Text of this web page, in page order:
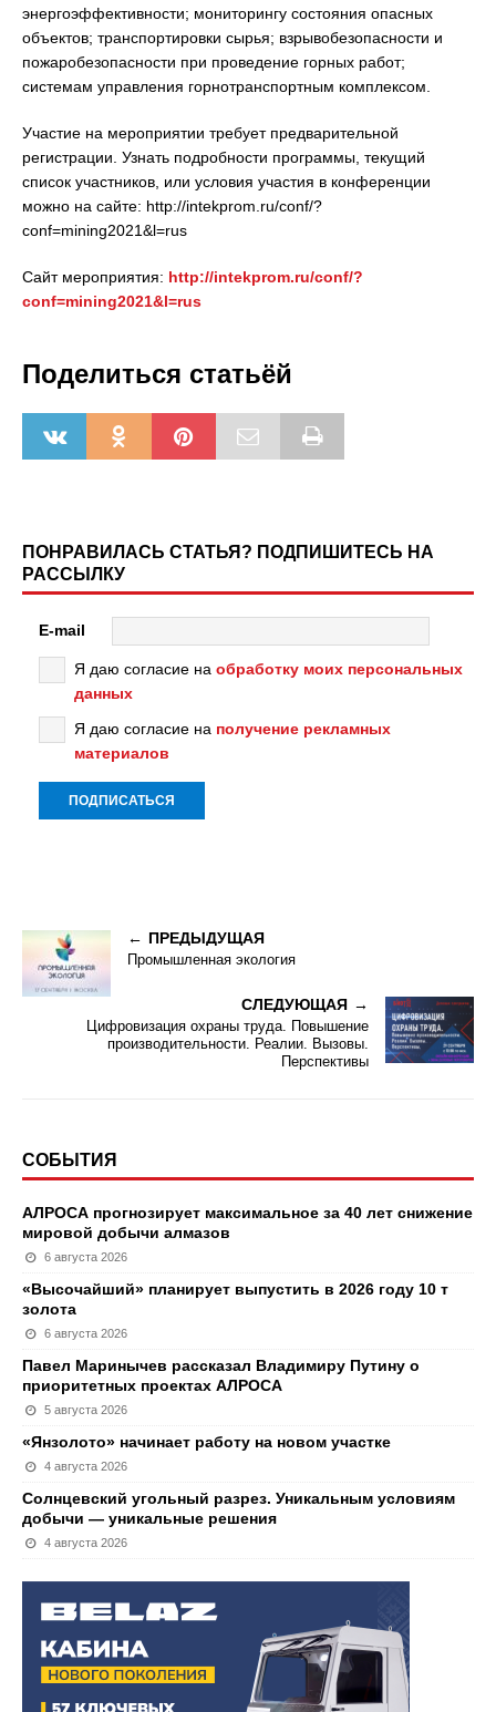
энергоэффективности; мониторингу состояния опасных
объектов; транспортировки сырья; взрывобезопасности и
пожаробезопасности при проведение горных работ;
системам управления горнотранспортным комплексом.
Участие на мероприятии требует предварительной
регистрации. Узнать подробности программы, текущий
список участников, или условия участия в конференции
можно на сайте: http://intekprom.ru/conf/?
conf=mining2021&l=rus
Сайт мероприятия: http://intekprom.ru/conf/?
conf=mining2021&l=rus
Поделиться статьёй
ПОНРАВИЛАСЬ СТАТЬЯ? ПОДПИШИТЕСЬ НА
РАССЫЛКУ
E-mail
Я даю согласие на обработку моих персональных
данных
Я даю согласие на получение рекламных
материалов
ПРЕДЫДУЩАЯ
Промышленная экология
СЛЕДУЮЩАЯ
Цифровизация охраны труда. Повышение
производительности. Реалии. Вызовы.
Перспективы
СОБЫТИЯ
АЛРОСА прогнозирует максимальное за 40 лет снижение
мировой добычи алмазов
6 августа 2026
«Высочайший» планирует выпустить в 2026 году 10 т
золота
6 августа 2026
Павел Маринычев рассказал Владимиру Путину о
приоритетных проектах АЛРОСА
5 августа 2026
«Янзолото» начинает работу на новом участке
4 августа 2026
Солнцевский угольный разрез. Уникальным условиям
добычи — уникальные решения
4 августа 2026